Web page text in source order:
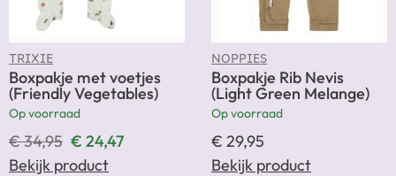
TRIXIE
Boxpakje met voetjes
(Friendly Vegetables)
Op voorraad
€34,95 € 24,47
Bekijk product
NOPPIES
Boxpakje Rib Nevis
(Light Green Melange)
Op voorraad
€ 29,95
Bekijk product